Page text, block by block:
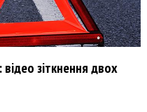
зіткнення двох